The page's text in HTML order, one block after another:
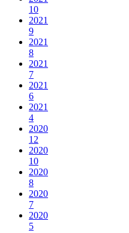
10
2021
9
2021
8
2021
7
2021
6
2021
4
2020
12
2020
10
2020
8
2020
7
2020
5